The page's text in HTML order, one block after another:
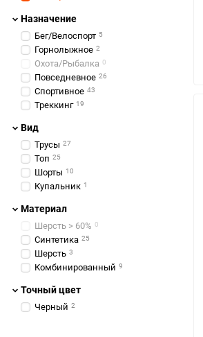
B75 3
C75 3
A75 2
C80 2
B80 3
C85 1
С85 1
Назначение
Бег/Велоспорт 5
Горнолыжное 2
Охота/Рыбалка 0
Повседневное 26
Спортивное 43
Треккинг 19
Вид
Трусы 27
Топ 25
Шорты 10
Купальник 1
Материал
Шерсть > 60% 0
Синтетика 25
Шерсть 3
Комбинированный 9
Точный цвет
Черный 2